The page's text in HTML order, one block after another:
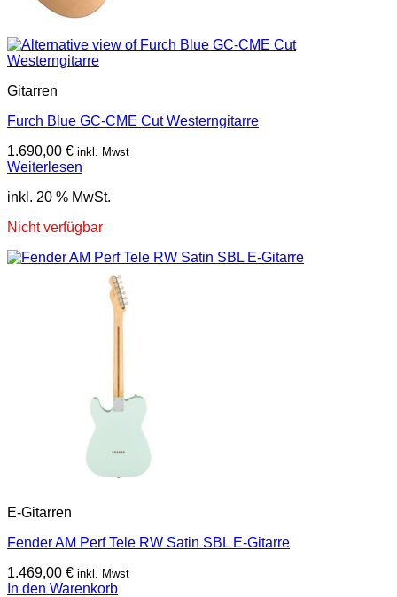
Gitarren
Furch Blue GC-CME Cut Westerngitarre
1.690,00 € inkl. Mwst
Weiterlesen
inkl. 20 % MwSt.
Nicht verfügbar
E-Gitarren
Fender AM Perf Tele RW Satin SBL E-Gitarre
1.469,00 € inkl. Mwst
In den Warenkorb